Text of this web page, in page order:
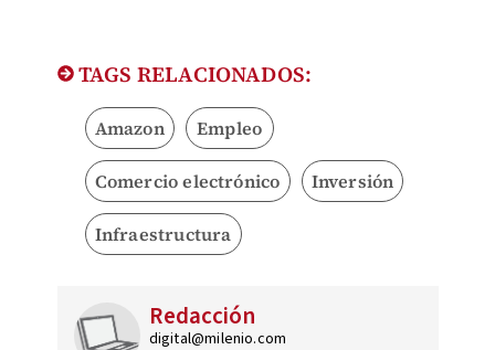
TAGS RELACIONADOS:
Amazon Empleo
Comercio electrónico Inversión
Infraestructura
Redacción
digital@milenio.com